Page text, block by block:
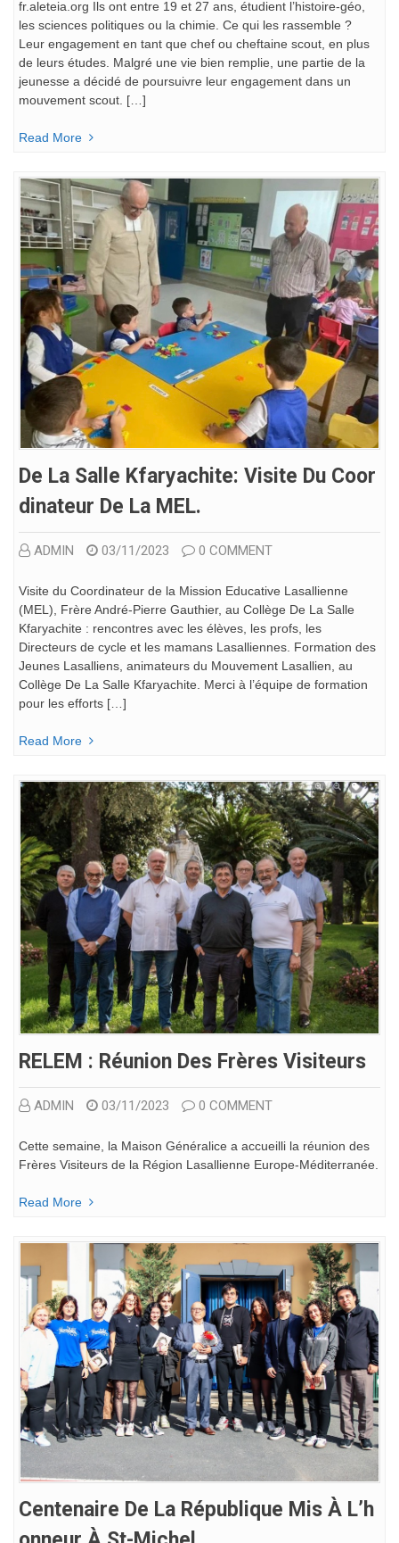
fr.aleteia.org Ils ont entre 19 et 27 ans, étudient l’histoire-géo,
les sciences politiques ou la chimie. Ce qui les rassemble ?
Leur engagement en tant que chef ou cheftaine scout, en plus
de leurs études. Malgré une vie bien remplie, une partie de la
jeunesse a décidé de poursuivre leur engagement dans un
mouvement scout. […]
Read More
De La Salle Kfaryachite: Visite Du Coor
Dinateur De La MEL.
ADMIN 03/11/2023 0 COMMENT
Visite du Coordinateur de la Mission Educative Lasallienne
(MEL), Frère André-Pierre Gauthier, au Collège De La Salle
Kfaryachite : rencontres avec les élèves, les profs, les
Directeurs de cycle et les mamans Lasalliennes. Formation des
Jeunes Lasalliens, animateurs du Mouvement Lasallien, au
Collège De La Salle Kfaryachite. Merci à l’équipe de formation
pour les efforts […]
Read More
RELEM : Réunion Des Frères Visiteurs
ADMIN 03/11/2023 0 COMMENT
Cette semaine, la Maison Généralice a accueilli la réunion des
Frères Visiteurs de la Région Lasallienne Europe-Méditerranée.
Read More
Centenaire De La République Mis À L’h